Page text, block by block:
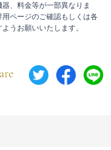
、料金等が一部異なりま
用ページのご確認もしくは各
うお願いいたします。